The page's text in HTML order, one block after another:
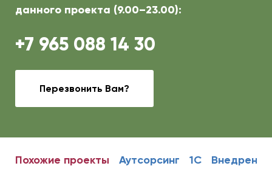
данного проекта (9.00–23.00):
+7 965 088 14 30
Перезвонить Вам?
Похожие проекты Аутсорсинг 1С